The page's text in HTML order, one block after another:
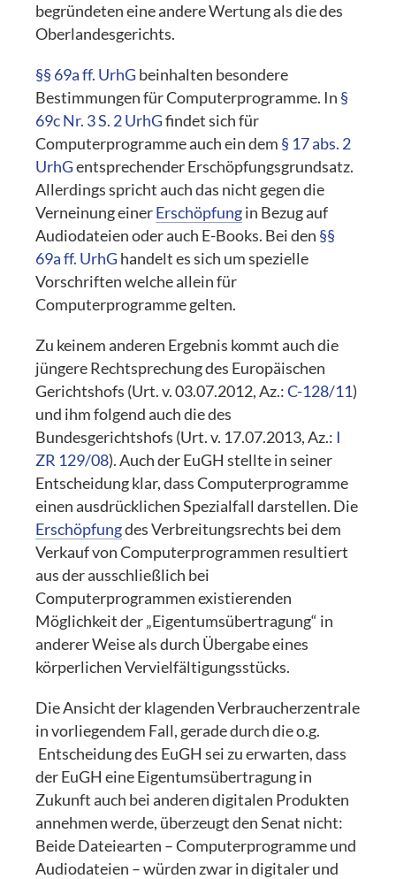
begründeten eine andere Wertung als die des
Oberlandesgerichts.
§§ 69a ff. UrhG beinhalten besondere
Bestimmungen für Computerprogramme. In §
69c Nr. 3 S. 2 UrhGfindet sich für
Computerprogramme auch ein dem § 17 abs. 2
UrhGentsprechender Erschöpfungsgrundsatz.
Allerdings spricht auch das nicht gegen die
Verneinung einerErschöpfungin Bezug auf
Audiodateien oder auch E-Books. Bei den §§
69a ff. UrhG handelt es sich um spezielle
Vorschriften welche allein für
Computerprogramme gelten.
Zu keinem anderen Ergebnis kommt auch die
jüngere Rechtsprechung des Europäischen
Gerichtshofs (Urt. v. 03.07.2012, Az.:C-128/11)
und ihm folgend auch die des
Bundesgerichtshofs (Urt. v. 17.07.2013, Az.: I
ZR 129/08). Auch der EuGH stellte in seiner
Entscheidung klar, dass Computerprogramme
einen ausdrücklichen Spezialfall darstellen. Die
Erschöpfungdes Verbreitungsrechts bei dem
Verkauf von Computerprogrammen resultiert
aus der ausschließlich bei
Computerprogrammen existierenden
Möglichkeit der „Eigentumsübertragung“ in
anderer Weise als durch Übergabe eines
körperlichen Vervielfältigungsstücks.
Die Ansicht der klagenden Verbraucherzentrale
in vorliegendem Fall, gerade durch die o.g.
Entscheidung des EuGH sei zu erwarten, dass
der EuGH eine Eigentumsübertragung in
Zukunft auch bei anderen digitalen Produkten
annehmen werde, überzeugt den Senat nicht:
Beide Dateiearten – Computerprogramme und
Audiodateien – würden zwar in digitaler und